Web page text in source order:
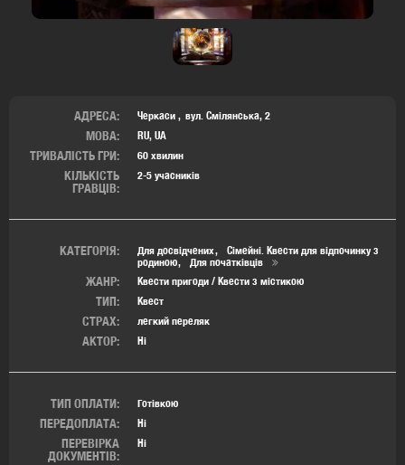
АДРЕСА: Черкаси вул. Смілянська, 2
МОВА: RU, UA
ТРИВАЛІСТЬ ГРИ: 60 хвилин
КІЛЬКІСТЬ
ГРАВЦІВ:
2-5 учасників
КАТЕГОРІЯ: Для досвідчених
Сімейні. Квести для відпочинку з
родиною
Для початківців
ЖАНР: Квести пригоди / Квести з містикою
ТИП: Квест
СТРАХ: легкий переляк
АКТОР: Ні
ТИП ОПЛАТИ: Готівкою
ПЕРЕДОПЛАТА: Ні
ПЕРЕВІРКА
ДОКУМЕНТІВ:
Ні